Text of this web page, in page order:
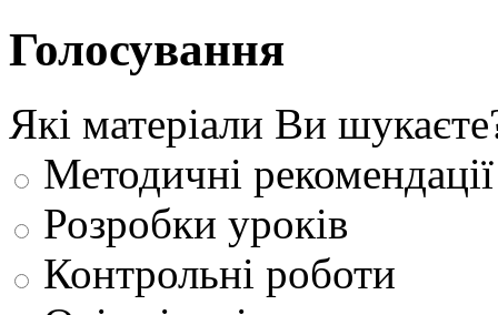
Голосування
Які матеріали Ви
Методичні рекомендації
Розробки уроків
Контрольні роботи